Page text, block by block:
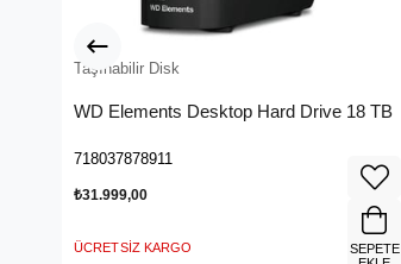
Taşınabilir Disk
WD Elements Desktop Hard Drive 18 TB
718037878911
₺31.999,00
ÜCRETSIZ KARGO
SEPETE